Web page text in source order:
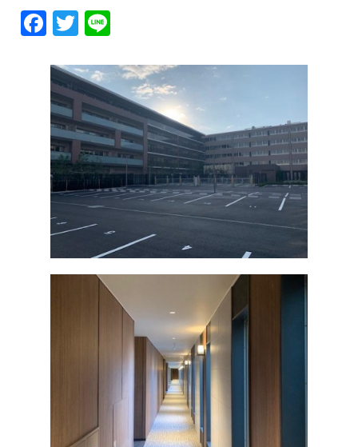
F
a
c
e
b
o
o
k
T
w
it
te
r
e